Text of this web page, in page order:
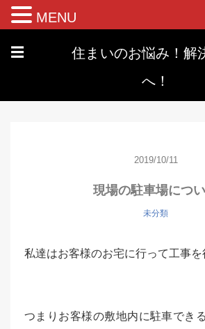
☰
住まいのお悩み！解
へ！
2019/10/11
現場の駐車場につ
未分類
私達はお客様のお宅に行って工事を
つまりお客様の敷地内に駐車でき
MENU